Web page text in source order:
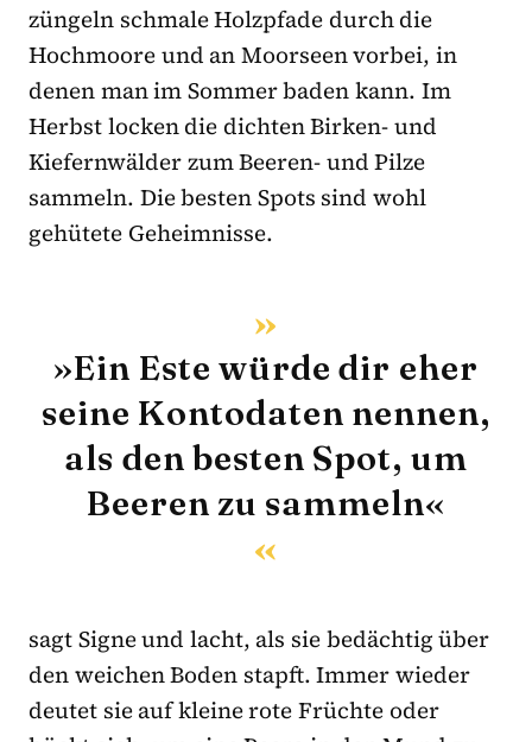
züngeln schmale Holzpfade durch die
Hochmoore und an Moorseen vorbei, in
denen man im Sommer baden kann. Im
Herbst locken die dichten Birken- und
Kiefernwälder zum Beeren- und Pilze
sammeln. Die besten Spots sind wohl
gehütete Geheimnisse.
»Ein Este würde dir eher
seine Kontodaten nennen,
als den besten Spot, um
Beeren zu sammeln«
sagt Signe und lacht, als sie bedächtig über
den weichen Boden stapft. Immer wieder
deutet sie auf kleine rote Früchte oder